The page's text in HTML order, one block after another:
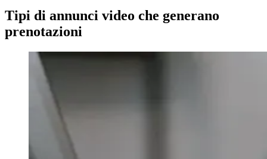
Tipi di annunci video che generano
prenotazioni